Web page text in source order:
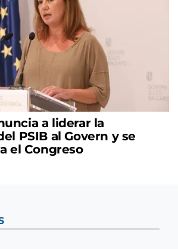
a liderar la
PSIB al Govern y se
el Congreso